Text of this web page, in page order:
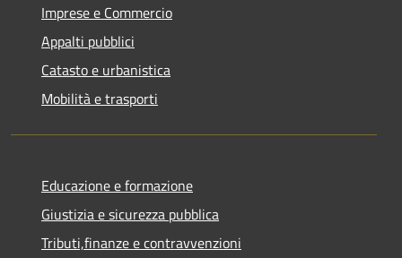
Imprese e Commercio
Appalti pubblici
Catasto e urbanistica
Mobilità e trasporti
Educazione e formazione
Giustizia e sicurezza pubblica
Tributi,finanze e contravvenzioni